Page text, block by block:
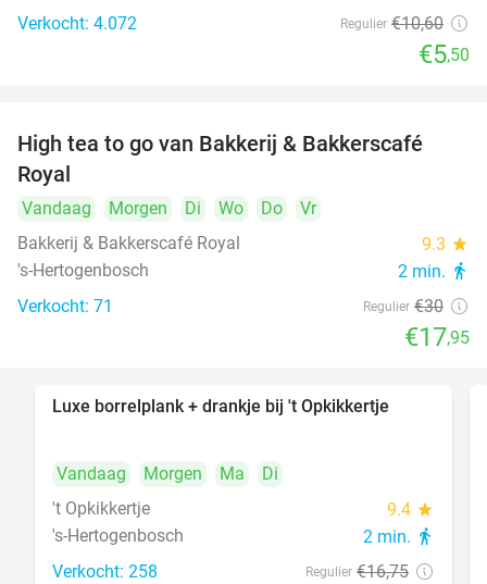
Verkocht: 4.072 Regulier €10,60
€5,50
40%
High tea to go van Bakkerij & Bakkerscafé
Royal
Vandaag Morgen Di Wo Do
Vr
Bakkerij & Bakkerscafé Royal
9.3 star
's-Hertogenbosch 2 min. directions_walk
Verkocht: 71 Regulier €30
€17,95
Luxe borrelplank + drankje bij 't Opkikkertje
Vandaag Morgen Ma
Di
't Opkikkertje
9.4 star
's-Hertogenbosch 2 min. directions_walk
Verkocht: 258 Regulier €16,75